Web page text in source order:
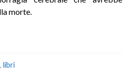
morte.
, libri